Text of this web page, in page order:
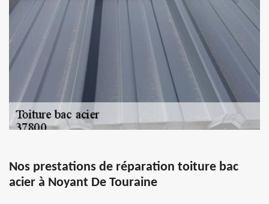
Nos prestations de réparation toiture bac
acier à Noyant De Touraine